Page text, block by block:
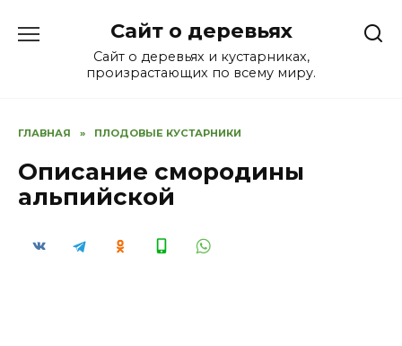
содержанию
Сайт о деревьях
Сайт о деревьях и кустарниках,
произрастающих по всему миру.
ГЛАВНАЯ » ПЛОДОВЫЕ КУСТАРНИКИ
Описание смородины
альпийской